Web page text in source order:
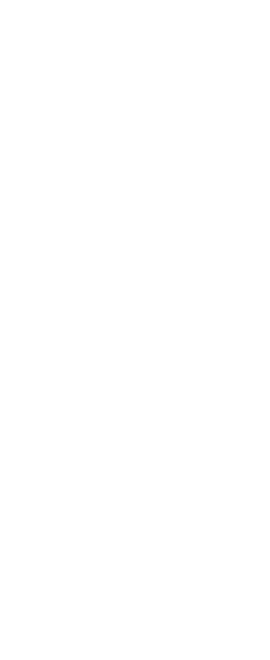
elegancji, która doskonale
i wygląd.
na osadzanie się
się na baterię
Dzięki innowacyjnym
Dodatkowo, ich elegancki